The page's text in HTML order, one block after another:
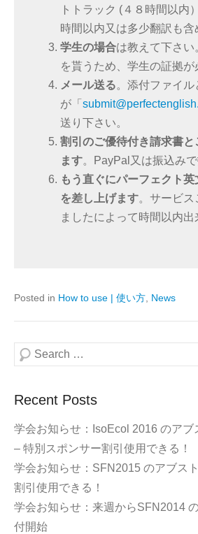
トトラック (４８時間以内
時間以内又は多少翻訳も含
学生の場合は教えて下さ
を貰うため、学生の証拠が
メール送る。添付ファイ
が「
送り下さい。
割引のご優待付き請求書
ます。PayPal又は振込みで
もう直ぐにパーフェクト
を差し上げます。サービス
ましたによって時間以内出
Posted in How to use | 使い方, News
Search
Recent Posts
学会お知らせ：IsoEcol 2016 のアブ
– 特別スポンサー割引使用できる！
学会お知らせ：SFN2015 のアブス
割引使用できる！
学会お知らせ：来週からSFN2014
付開始